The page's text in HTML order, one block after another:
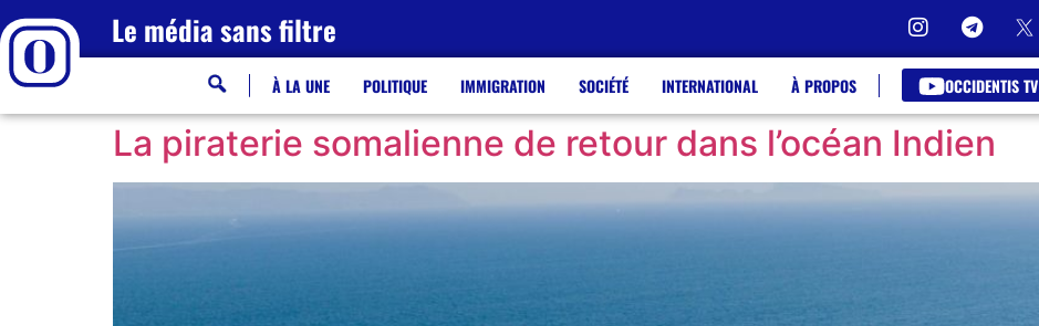
Le média sans filtre
À LA UNE POLITIQUE IMMIGRATION SOCIÉTÉ INTERNATIONAL À PROPOS OCCIDENTIS TV
La piraterie somalienne de retour dans l’océan Indien